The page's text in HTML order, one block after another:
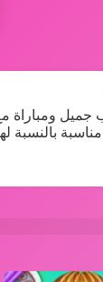
ومباراة مع
بالنسبة